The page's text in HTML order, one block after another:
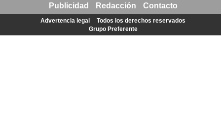
Publicidad Redacción Contacto
Advertencia legal
Todos los derechos reservados
Grupo Preferente